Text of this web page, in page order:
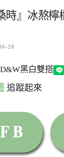
時』冰熬
28
黑白雙搭
追蹤起來